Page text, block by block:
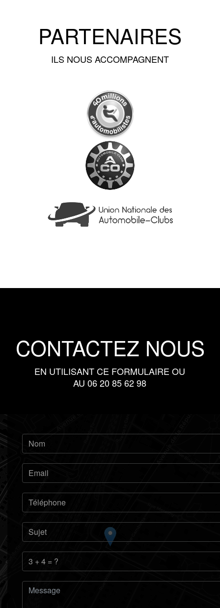
PARTENAIRES
ILS NOUS ACCOMPAGNENT
CONTACTEZ NOUS
EN UTILISANT CE FORMULAIRE OU
AU 06 20 85 62 98